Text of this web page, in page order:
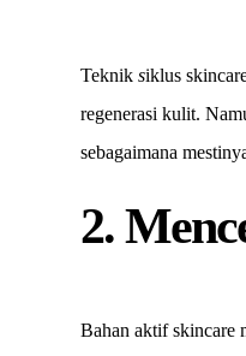
Teknik siklus
regenerasi kulit.
sebagaimana
2.
Bahan aktif skincare